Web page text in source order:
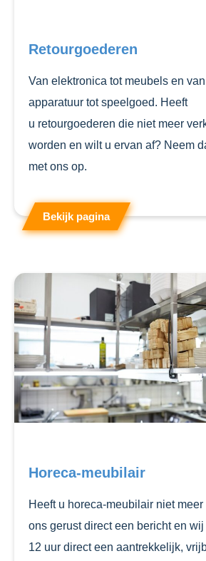
Retourgoederen
Van elektronica tot meubels en
apparatuur tot speelgoed. Heeft
u retourgoederen die niet meer
worden en wilt u ervan af? Neem
met ons op.
Bekijk pagina
Horeca-meubilair
Heeft u horeca-meubilair niet
ons gerust direct een bericht en
12 uur direct een aantrekkelijk,